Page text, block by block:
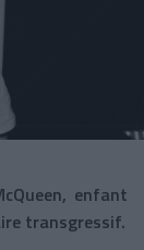
enfant
transgressif.